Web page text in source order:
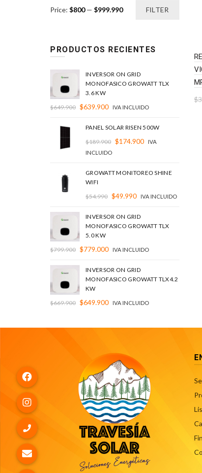
$
FILTER
Price: $800— $999.990
PRODUCTOS RECIENTES
INVERSOR ON GRID
MONOFASICO GROWATT TLX
3.6 KW
$649.900 $639.900 IVA INCLUIDO
PANEL SOLAR RISEN 500W
$189.900 $174.900
IVA
INCLUIDO
GROWATT MONITOREO SHINE
WIFI
$54.990 $49.990 IVA INCLUIDO
INVERSOR ON GRID
MONOFASICO GROWATT TLX
5.0 KW
$799.900 $779.000 IVA INCLUIDO
INVERSOR ON GRID
MONOFASICO GROWATT TLX4.2
KW
$669.900 $649.900 IVA INCLUIDO